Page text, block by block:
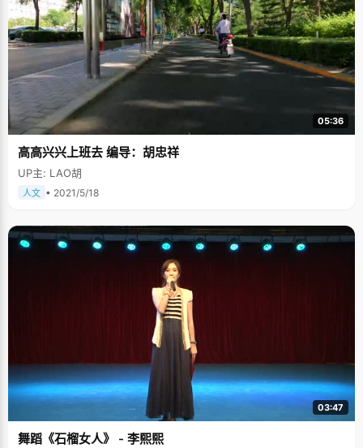
05:36
高高兴兴上班去 编导：胡忠祥
UP主: LAO胡
人文 • 2021/5/18
03:47
舞蹈《石榴女人》 - 李熙熙